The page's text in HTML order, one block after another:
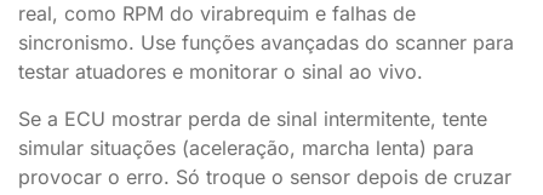
real, como RPM do virabrequim e falhas de
sincronismo. Use funções avançadas do scanner para
testar atuadores e monitorar o sinal ao vivo.
Se a ECU mostrar perda de sinal intermitente, tente
simular situações (aceleração, marcha lenta) para
provocar o erro. Só troque o sensor depois de cruzar